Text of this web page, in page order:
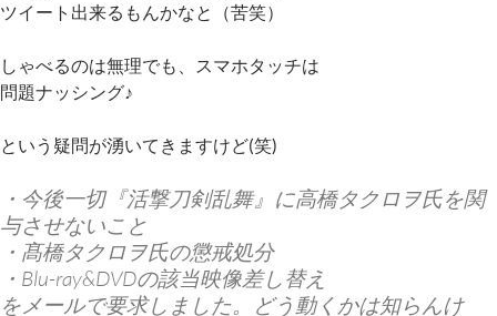
ツイート出来るもんかなと（苦笑）
しゃべるのは無理でも、スマホタッチは
問題ナッシング♪
という疑問が湧いてきますけど(笑)
・今後一切『活撃刀剣乱舞』に高橋タクロヲ氏を関
与させないこと
・髙橋タクロヲ氏の懲戒処分
・Blu-ray&DVDの該当映像差し替え
をメールで要求しました。どう動くかは知らんけ